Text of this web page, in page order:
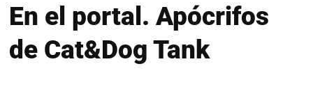
En el portal. Apócrifos
de Cat&Dog Tank